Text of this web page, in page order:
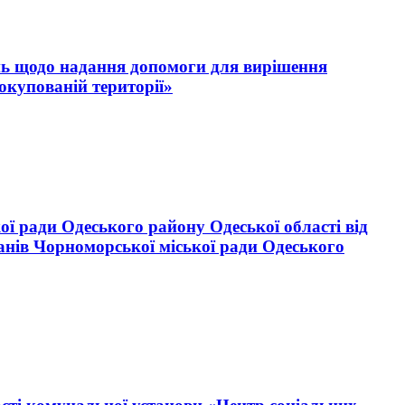
щодо надання допомоги для вирішення
території»
Одеського району Одеської області від
Чорноморської міської ради Одеського